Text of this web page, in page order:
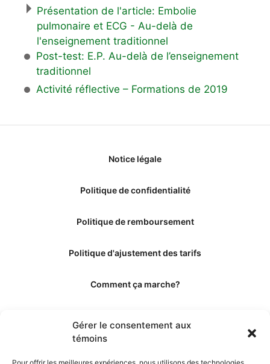
Gérer le consentement aux
témoins
Présentation de l'article: Embolie
pulmonaire et ECG - Au-delà de
l'enseignement traditionnel
Post-test: E.P. Au-delà de l’enseignement
traditionnel
Activité réflective – Formations de 2019
Notice légale
Politique de confidentialité
Politique de remboursement
Politique d'ajustement des tarifs
Comment ça marche?